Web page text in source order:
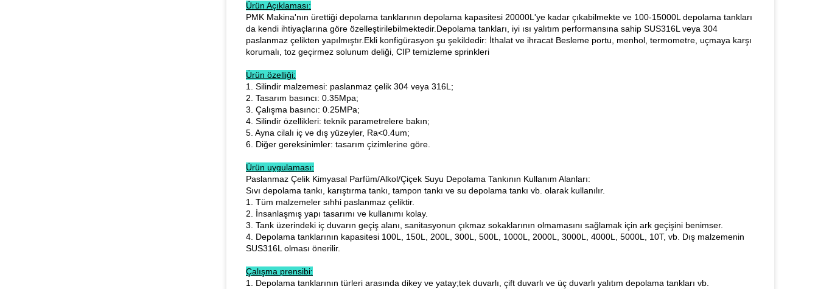
Ürün Açıklaması:
PMK Makina'nın ürettiği depolama tanklarının depolama kapasitesi 20000L'ye kadar çıkabilmekte ve 100-15000L depolama tankları
da kendi ihtiyaçlarına göre özelleştirilebilmektedir.Depolama tankları, iyi ısı yalıtım performansına sahip SUS316L veya 304
paslanmaz çelikten yapılmıştır.Ekli konfigürasyon şu şekildedir: İthalat ve ihracat Besleme portu, menhol, termometre, uçmaya karşı
korumalı, toz geçirmez solunum deliği, CIP temizleme sprinkleri
Ürün özelliği:
1. Silindir malzemesi: paslanmaz çelik 304 veya 316L;
2. Tasarım basıncı: 0.35Mpa;
3. Çalışma basıncı: 0.25MPa;
4. Silindir özellikleri: teknik parametrelere bakın;
5. Ayna cilalı iç ve dış yüzeyler, Ra<0.4um;
6. Diğer gereksinimler: tasarım çizimlerine göre.
Ürün uygulaması:
Paslanmaz Çelik Kimyasal Parfüm/Alkol/Çiçek Suyu Depolama Tankının Kullanım Alanları:
Sıvı depolama tankı, karıştırma tankı, tampon tankı ve su depolama tankı vb. olarak kullanılır.
1. Tüm malzemeler sıhhi paslanmaz çeliktir.
2. İnsanlaşmış yapı tasarımı ve kullanımı kolay.
3. Tank üzerindeki iç duvarın geçiş alanı, sanitasyonun çıkmaz sokaklarının olmamasını sağlamak için ark geçişini benimser.
4. Depolama tanklarının kapasitesi 100L, 150L, ​​200L, 300L, 500L, 1000L, 2000L, 3000L, 4000L, 5000L, 10T, vb. Dış malzemenin
SUS316L olması önerilir.
Çalışma prensibi:
1. Depolama tanklarının türleri arasında dikey ve yatay;tek duvarlı, çift duvarlı ve üç duvarlı yalıtım depolama tankları vb.